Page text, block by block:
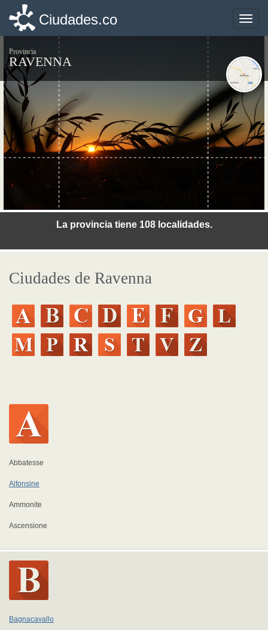
Toggle
Ciudades.co
Provincia
RAVENNA
La provincia tiene 108 localidades.
Ciudades de Ravenna
Abbatesse
Alfonsine
Ammonite
Ascensione
Bagnacavallo
Toggle
Ciudades.co